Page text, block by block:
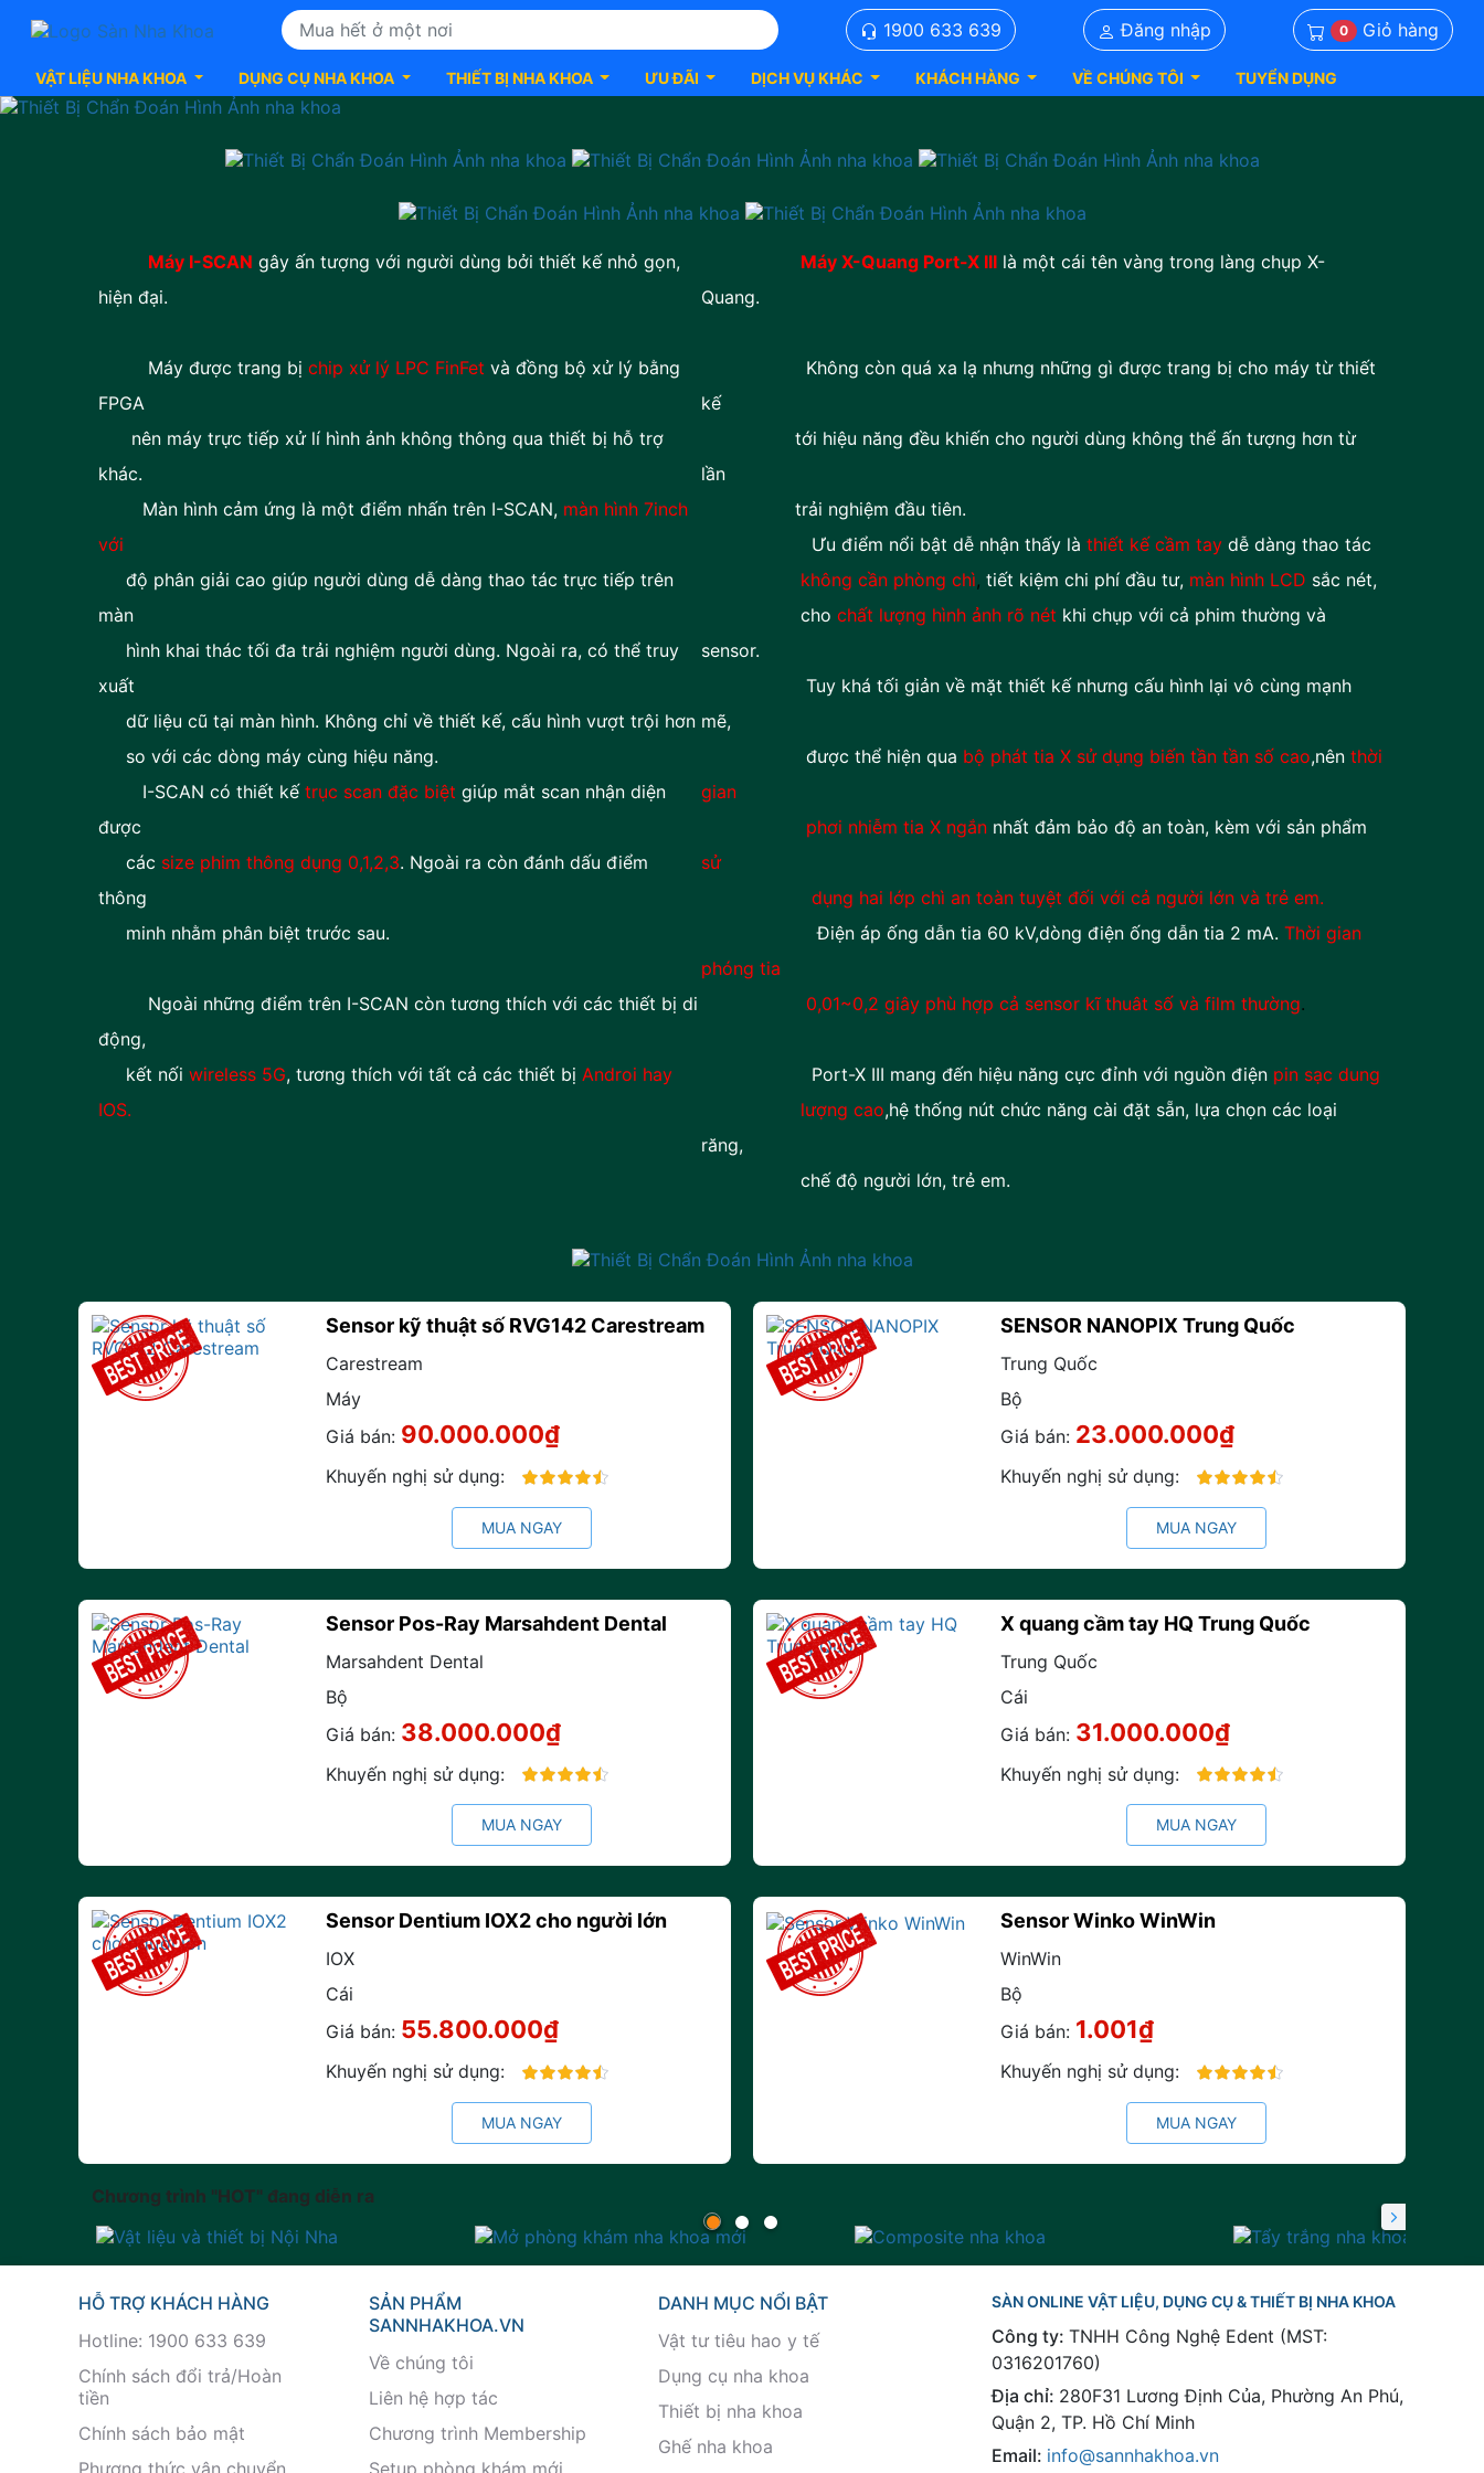
1900 633 639 Đăng nhập 0 Giỏ hàng
VẬT LIỆU NHA KHOA DỤNG CỤ NHA KHOA THIẾT BỊ NHA KHOA ƯU ĐÃI DỊCH VỤ KHÁC KHÁCH HÀNG VỀ CHÚNG TÔI TUYỂN DỤNG
Thiết
Đoán
Máy I-SCAN gây ấn tượng với người dùng bởi thiết kế nhỏ gọn,
hiện đại.
Máy được trang bị chip xử lý LPC FinFet và đồng bộ xử lý bằng
FPGA
nên máy trực tiếp xử lí hình ảnh không thông qua thiết bị hỗ trợ
khác.
Màn hình cảm ứng là một điểm nhấn trên I-SCAN, màn hình 7inch
với
độ phân giải cao giúp người dùng dễ dàng thao tác trực tiếp trên
màn
hình khai thác tối đa trải nghiệm người dùng. Ngoài ra, có thể truy
xuất
dữ liệu cũ tại màn hình. Không chỉ về thiết kế, cấu hình vượt trội hơn
so với các dòng máy cùng hiệu năng.
I-SCAN có thiết kế trục scan đặc biệt giúp mắt scan nhận diện
được
các size phim thông dụng 0,1,2,3. Ngoài ra còn đánh dấu điểm
thông
minh nhằm phân biệt trước sau.
Ngoài những điểm trên I-SCAN còn tương thích với các thiết bị di
động,
kết nối wireless 5G, tương thích với tất cả các thiết bị Androi hay
IOS.
Máy X-Quang Port-X III là một cái tên vàng trong làng chụp X-
Quang.
Không còn quá xa lạ nhưng những gì được trang bị cho máy từ thiết
kế
tới hiệu năng đều khiến cho người dùng không thể ấn tượng hơn từ
lần
trải nghiệm đầu tiên.
Ưu điểm nổi bật dễ nhận thấy là thiết kế cầm tay dễ dàng thao tác
không cần phòng chì, tiết kiệm chi phí đầu tư, màn hình LCD sắc nét,
cho chất lượng hình ảnh rõ nét khi chụp với cả phim thường và
sensor.
Tuy khá tối giản về mặt thiết kế nhưng cấu hình lại vô cùng mạnh
mẽ,
được thể hiện qua bộ phát tia X sử dụng biến tần tần số cao,nên thời
gian
phơi nhiễm tia X ngắn nhất đảm bảo độ an toàn, kèm với sản phẩm
sử
dụng hai lớp chì an toàn tuyệt đối với cả người lớn và trẻ em.
Điện áp ống dẫn tia 60 kV,dòng điện ống dẫn tia 2 mA. Thời gian
phóng tia
0,01~0,2 giây phù hợp cả sensor kĩ thuât số và film thường.
Port-X III mang đến hiệu năng cực đỉnh với nguồn điện pin sạc dung
lượng cao,hệ thống nút chức năng cài đặt sẵn, lựa chọn các loại
răng,
chế độ người lớn, trẻ em.
Sensor kỹ thuật số RVG142 Carestream
Carestream
Máy
Giá bán: 90.000.000₫
Khuyến nghị sử dụng:
MUA NGAY
SENSOR NANOPIX Trung Quốc
Trung Quốc
Bộ
Giá bán: 23.000.000₫
Khuyến nghị sử dụng:
MUA NGAY
Sensor Pos-Ray Marsahdent Dental
Marsahdent Dental
Bộ
Giá bán: 38.000.000₫
Khuyến nghị sử dụng:
MUA NGAY
X quang cầm tay HQ Trung Quốc
Trung Quốc
Cái
Giá bán: 31.000.000₫
Khuyến nghị sử dụng:
MUA NGAY
Sensor Dentium IOX2 cho người lớn
IOX
Cái
Giá bán: 55.800.000₫
Khuyến nghị sử dụng:
MUA NGAY
Sensor Winko WinWin
WinWin
Bộ
Giá bán: 1.001₫
Khuyến nghị sử dụng:
MUA NGAY
Chương trình "HOT" đang diễn ra
HỖ TRỢ KHÁCH HÀNG
Hotline: 1900 633 639
Chính sách đổi trả/Hoàn
tiền
Chính sách bảo mật
Phương thức vận chuyển
SẢN PHẨM
SANNHAKHOA.VN
Về chúng tôi
Liên hệ hợp tác
Chương trình Membership
Setup phòng khám mới
DANH MỤC NỔI BẬT
Vật tư tiêu hao y tế
Dụng cụ nha khoa
Thiết bị nha khoa
Ghế nha khoa
SÀN ONLINE VẬT LIỆU, DỤNG CỤ & THIẾT BỊ NHA KHOA
Công ty: TNHH Công Nghệ Edent (MST:
0316201760)
Địa chỉ: 280F31 Lương Định Của, Phường An Phú,
Quận 2, TP. Hồ Chí Minh
Email: info@sannhakhoa.vn